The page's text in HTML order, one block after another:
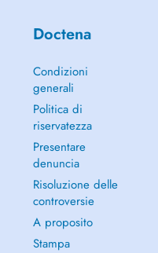
Doctena
Condizioni
generali
Politica di
riservatezza
Presentare
denuncia
Risoluzione delle
controversie
A proposito
Stampa